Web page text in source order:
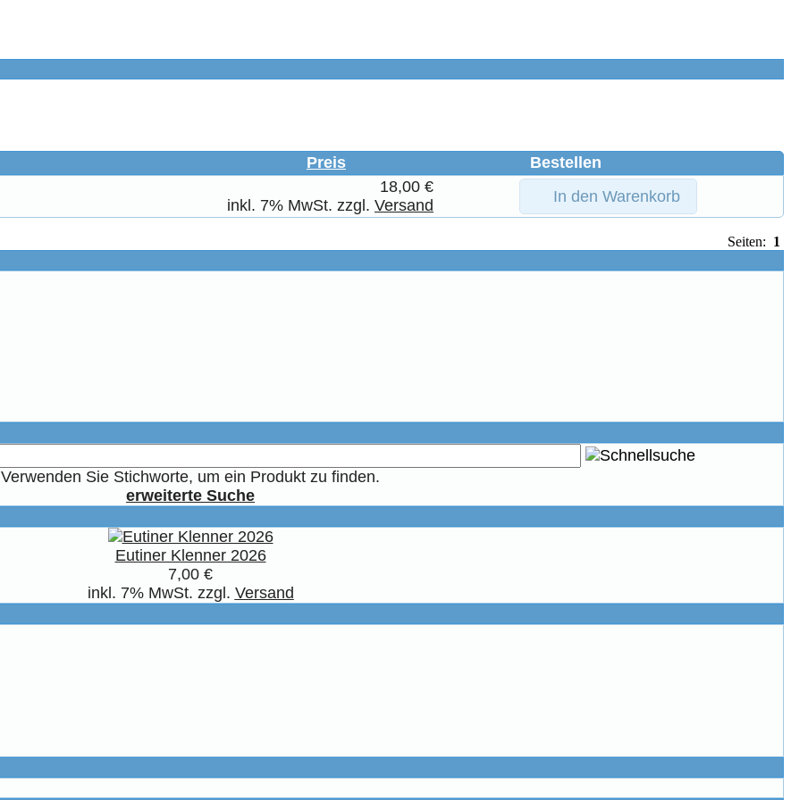
Preis
Bestellen
18,00 €
inkl. 7% MwSt. zzgl. Versand In den Warenkorb
Seiten: 1
Verwenden Sie Stichworte, um ein Produkt zu finden.
erweiterte Suche
Eutiner Klenner 2026
7,00 €
inkl. 7% MwSt. zzgl. Versand